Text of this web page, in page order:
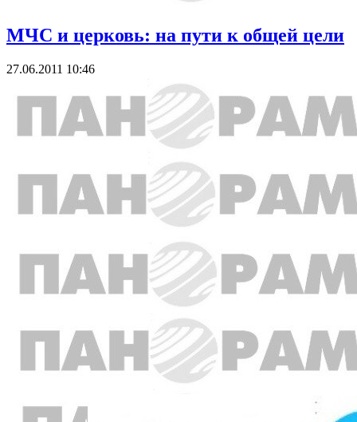
МЧС и церковь: на пути к общей цели
27.06.2011 10:46